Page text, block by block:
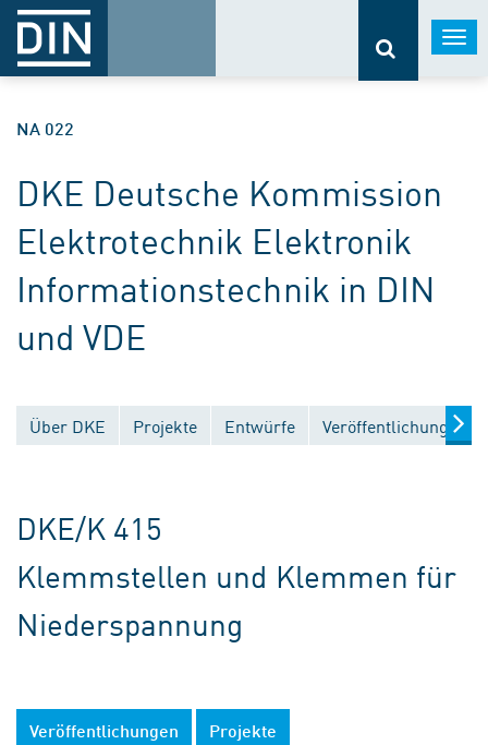
NA 022
DKE Deutsche Kommission
Elektrotechnik Elektronik
Informationstechnik in DIN
und VDE
Über DKE Projekte Entwürfe Veröffentlichungen
DKE/K 415
Klemmstellen und Klemmen für
Niederspannung
Veröffentlichungen Projekte